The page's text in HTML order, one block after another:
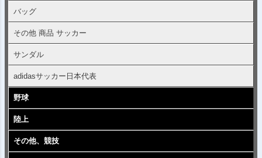
バッグ
その他 商品 サッカー
サンダル
adidasサッカー日本代表
野球
陸上
その他、競技